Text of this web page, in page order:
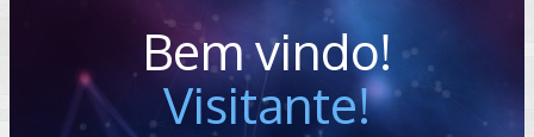
Bem vindo!
Visitante!